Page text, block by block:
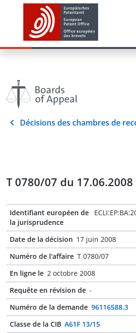
Décisions des chambres de
T 0780/07 du 17.06.2008
Identifiant européen de
la jurisprudence
Date de la décision 17 juin 2008
Numéro de l'affaire T 0780/07
En ligne le 2 octobre 2008
Requête en révision de -
Numéro de la demande 96116588.3
Classe de la CIB A61F 13/15